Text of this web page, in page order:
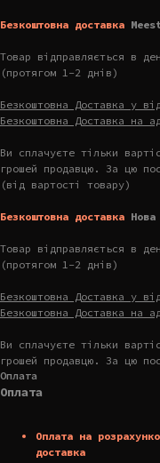
Безкоштовна доставка
Товар відправляється в
(протягом 1-2 днів)
Безкоштовна Доставка у
Безкоштовна Доставка на
Ви сплачуєте тільки
грошей продавцю. За цю
(від вартості товару)
Безкоштовна доставка
Товар відправляється в
(протягом 1-2 днів)
Безкоштовна Доставка у
Безкоштовна Доставка на
Ви сплачуєте тільки
грошей продавцю. За цю
Оплата
Оплата
Оплата на
доставка